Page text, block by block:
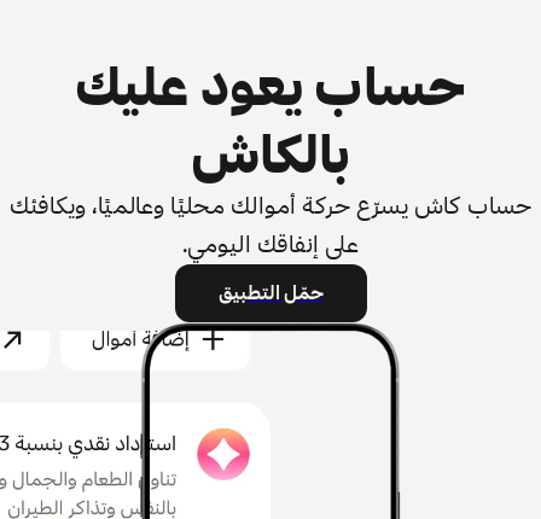
حساب يعود عليك
بالكاش
حساب كاش يسرّع حركة أموالك محليًا وعالميًا، ويكافئك
على إنفاقك اليومي.
حمّل التطبيق